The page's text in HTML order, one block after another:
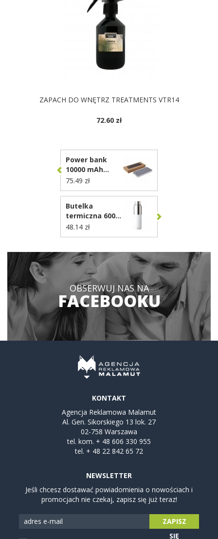
ZAPACH DO WNĘTRZ TREATMENTS VTR14
72.60 zł
Power bank
10000 mAh
VA278
75.49 zł
Butelka
termiczna 600
ml VA280
48.14 zł
OBSERWUJ NAS NA
FACEBOOKU
KONTAKT
Agencja Reklamowa Malamut
Al. Gen. Sikorskiego 13 lok. 27
02-758 Warszawa
tel. kom. + 48 606 330 955
tel. + 48 22 842 65 72
NEWSLETTER
Jeśli chcesz dostawać powiadomienia o nowościach i
promocjach nie czekaj, zapisz się już teraz!
ZAPISZ
SIĘ